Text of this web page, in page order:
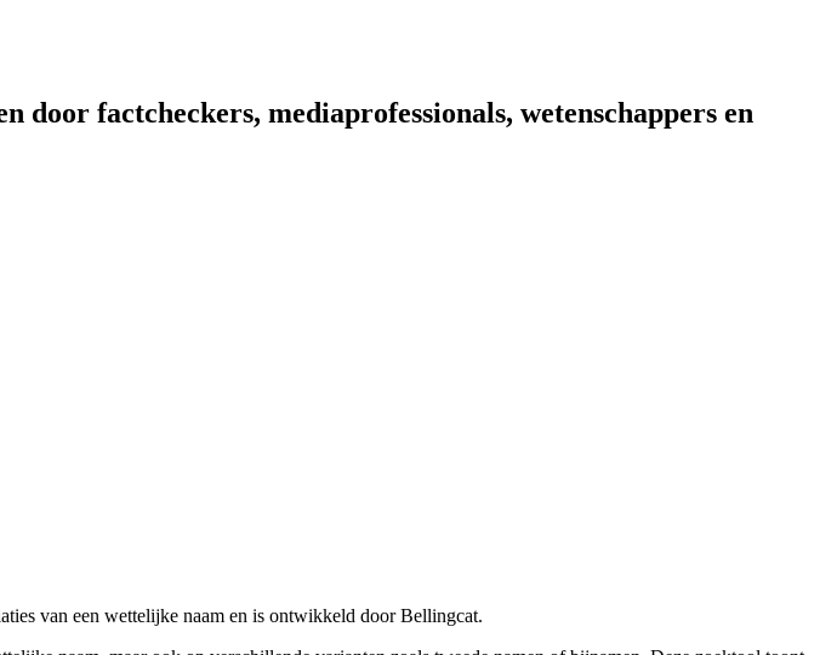
door factcheckers, mediaprofessionals, wetenschappers en
van een wettelijke naam en is ontwikkeld door Bellingcat.